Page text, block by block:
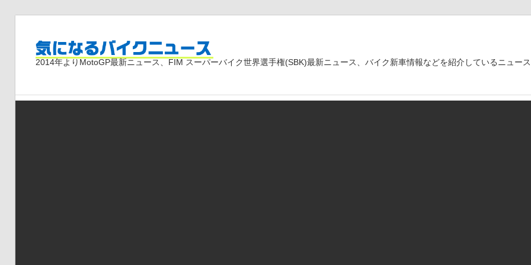
気
に
2014年よりMotoGP最新ニュース、FIM スーパーバイク世界選手権(SBK)最新ニュース、バイク新車情報などを紹介しているニュース